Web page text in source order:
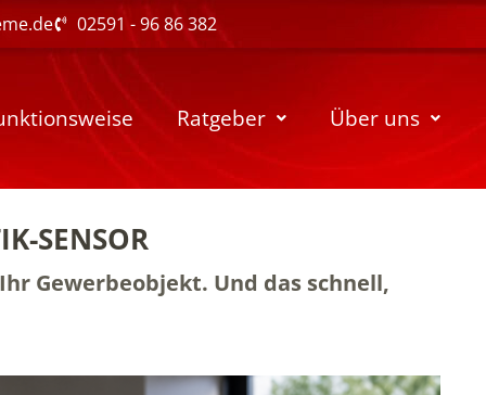
02591 - 96 86 382
Ratgeber Über uns
SENSOR
Gewerbeobjekt. Und das schnell,